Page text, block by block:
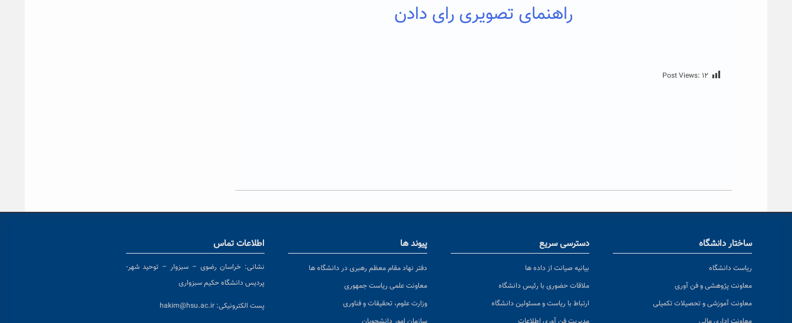
راهنمای تصویری رای دادن
Post Views: ۱۲
ساختار دانشگاه
ریاست دانشگاه
معاونت پژوهشی و فن آوری
معاونت آموزشی و تحصیلات تکمیلی
دسترسی سریع
بیانیه صیانت از داده ها
ملاقات حضوری با رئیس دانشگاه
ارتباط با ریاست و مسئولین دانشگاه
پیوند ها
دفتر نهاد مقام معظم رهبری در دانشگاه ها
معاونت علمی ریاست جمهوری
وزارت علوم، تحقیقات و فناوری
اطلاعات تماس
نشانی: خراسان رضوی – سبزوار – توحید شهر-
پردیس دانشگاه حکیم سبزواری
پست الکترونیکی: hakim@hsu.ac.ir